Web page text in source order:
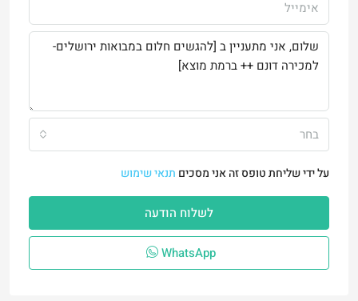
בחר
על ידי שליחת טופס זה אני מסכים תנאי שימוש
לשלוח הודעה
WhatsApp